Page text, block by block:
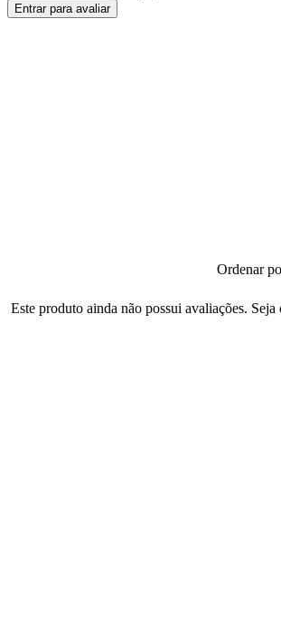
Entrar para avaliar
Ordenar
Este produto ainda não possui avaliações.